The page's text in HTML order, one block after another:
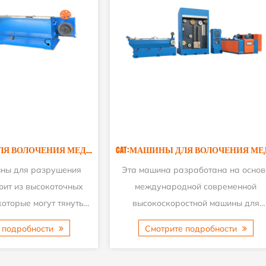
CAT:МАШИНЫ ДЛЯ ВОЛОЧЕНИЯ МЕДНОЙ ПРОВОЛОКИ
для волочения медной
в основном используется
медной проволоки.
машина может производить
медные провода различных...
Смотрите подробности
Машина этого типа
которые могут
и отжигать
0,5–1,0 до 0,1–0,3.
Смотрите